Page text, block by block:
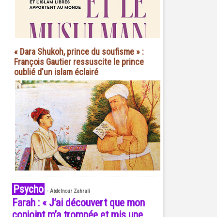
« Dara Shukoh, prince du soufisme » :
François Gautier ressuscite le prince
oublié d'un islam éclairé
Psycho - Abdelnour Zahrali
Farah : « J’ai découvert que mon